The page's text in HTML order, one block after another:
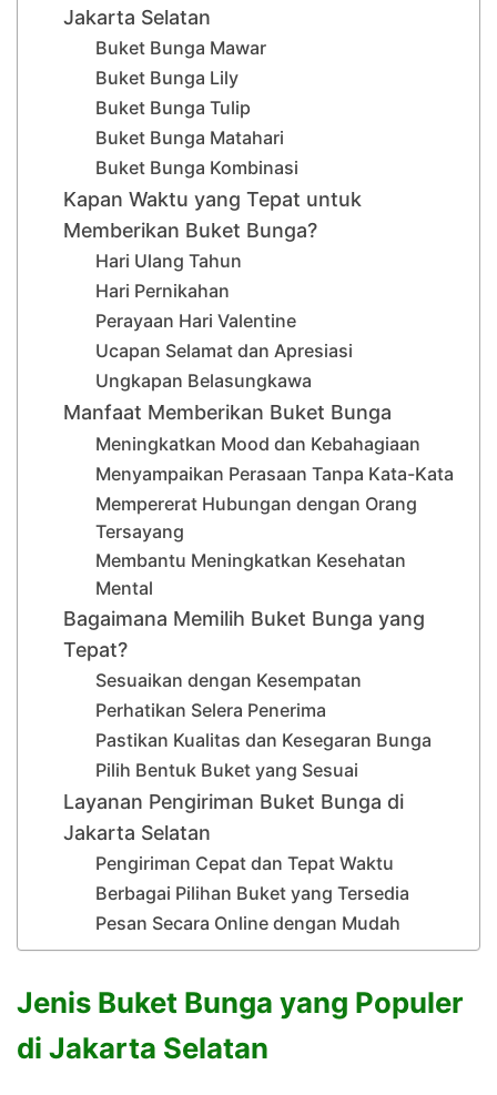
Jakarta Selatan
Buket Bunga Mawar
Buket Bunga Lily
Buket Bunga Tulip
Buket Bunga Matahari
Buket Bunga Kombinasi
Kapan Waktu yang Tepat untuk
Memberikan Buket Bunga?
Hari Ulang Tahun
Hari Pernikahan
Perayaan Hari Valentine
Ucapan Selamat dan Apresiasi
Ungkapan Belasungkawa
Manfaat Memberikan Buket Bunga
Meningkatkan Mood dan Kebahagiaan
Menyampaikan Perasaan Tanpa Kata-Kata
Mempererat Hubungan dengan Orang
Tersayang
Membantu Meningkatkan Kesehatan
Mental
Bagaimana Memilih Buket Bunga yang
Tepat?
Sesuaikan dengan Kesempatan
Perhatikan Selera Penerima
Pastikan Kualitas dan Kesegaran Bunga
Pilih Bentuk Buket yang Sesuai
Layanan Pengiriman Buket Bunga di
Jakarta Selatan
Pengiriman Cepat dan Tepat Waktu
Berbagai Pilihan Buket yang Tersedia
Pesan Secara Online dengan Mudah
Jenis Buket Bunga yang Populer
di Jakarta Selatan